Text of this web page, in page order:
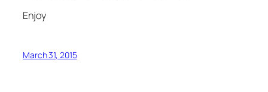
Enjoy
March 31, 2015